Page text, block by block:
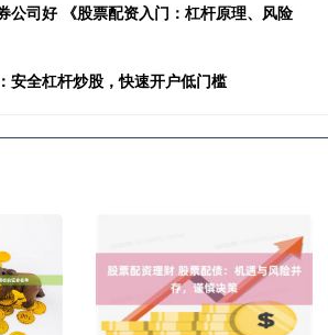
公司好 《股票配资入门：杠杆原理、风险
安全杠杆炒股，快速开户低门槛